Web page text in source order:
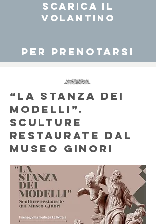
Scarica il
volantino
per prenotarsi
“La stanza dei
modelli”.
Sculture
restaurate dal
Museo Ginori